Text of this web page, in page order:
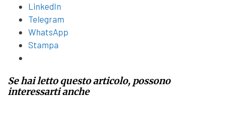
LinkedIn
Telegram
WhatsApp
Stampa
Se hai letto questo articolo, possono
interessarti anche